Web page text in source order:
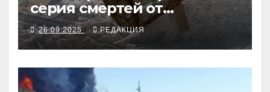
серия смертей от
алкосуррогата
26.09.2025 РЕДАКЦИЯ